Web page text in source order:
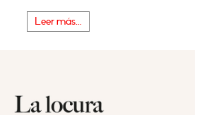
Leer más...